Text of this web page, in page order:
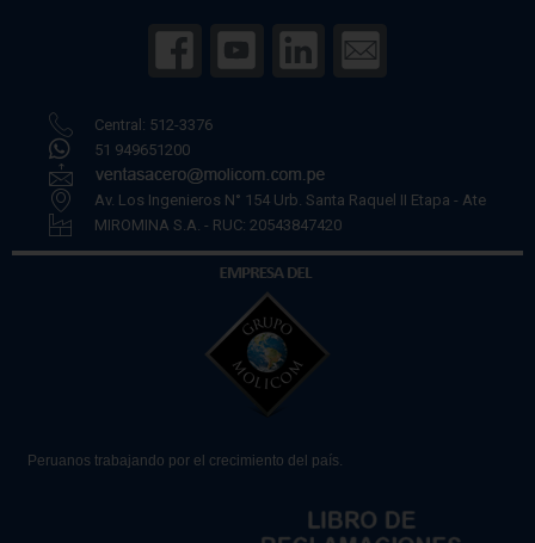
Central: 512-3376
51 949651200
Av. Los Ingenieros N° 154 Urb. Santa Raquel II Etapa - Ate
MIROMINA S.A. - RUC: 20543847420
Peruanos trabajando por el crecimiento del país.